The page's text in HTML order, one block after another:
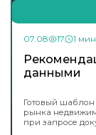
07.08 17 1 мин
данными
Готовый
рынка
при запросе